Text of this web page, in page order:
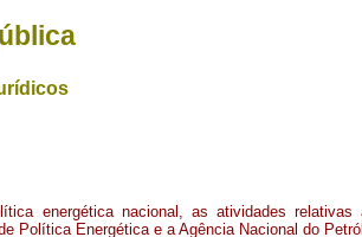
energética nacional, as atividades
Política Energética e a Agência Nacional do